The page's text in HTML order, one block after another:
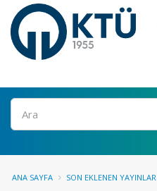
Ara
ANA SAYFA SON EKLENEN YAYINLAR